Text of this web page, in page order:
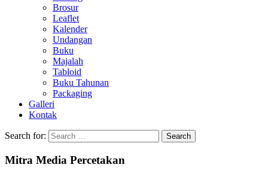
Brosur
Leaflet
Kalender
Undangan
Buku
Majalah
Tabloid
Buku Tahunan
Packaging
Galleri
Kontak
Search for:
Mitra Media Percetakan